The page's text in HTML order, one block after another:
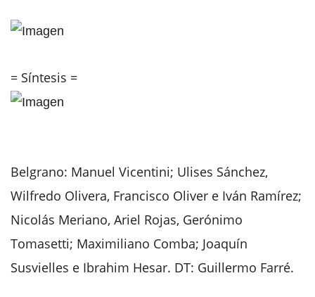
= Síntesis =
Belgrano: Manuel Vicentini; Ulises Sánchez,
Wilfredo Olivera, Francisco Oliver e Iván Ramírez;
Nicolás Meriano, Ariel Rojas, Gerónimo
Tomasetti; Maximiliano Comba; Joaquín
Susvielles e Ibrahim Hesar. DT: Guillermo Farré.